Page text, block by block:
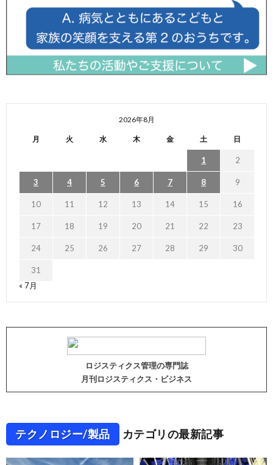
2026年8月
月 火 水 木 金 土 日
1 2
3 4 5 6 7 8 9
10 11 12 13 14 15 16
17 18 19 20 21 22 23
24 25 26 27 28 29 30
31
« 7月
ロジスティクス管理の専門誌
月刊ロジスティクス・ビジネス
テクノロジー/製品 カテゴリの最新記事